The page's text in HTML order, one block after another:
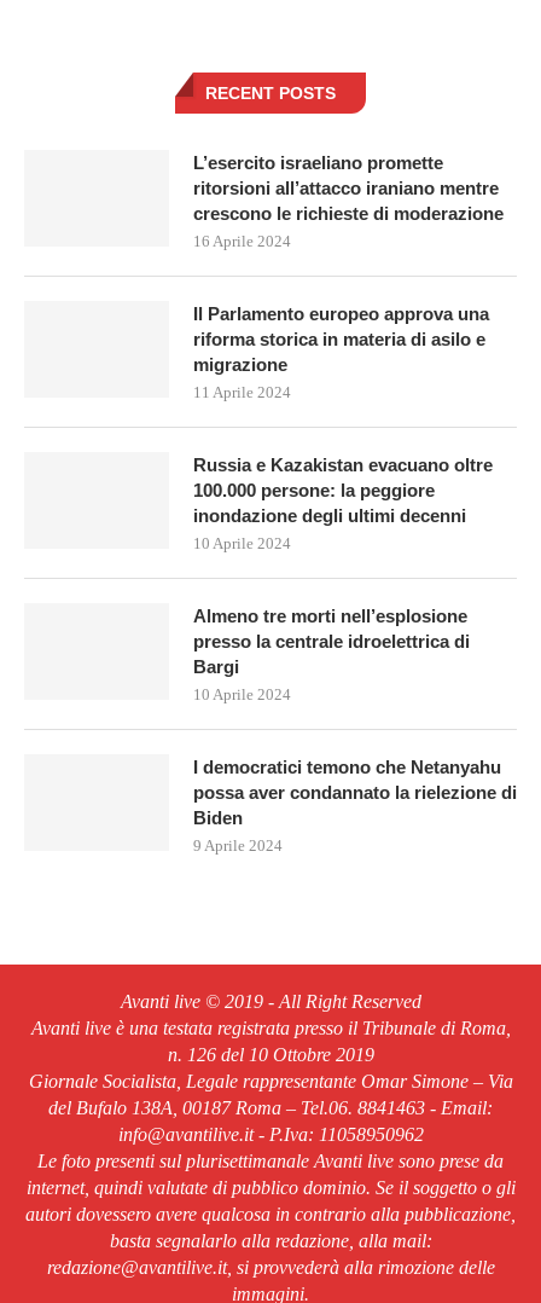
RECENT POSTS
L’esercito israeliano promette
ritorsioni all’attacco iraniano mentre
crescono le richieste di moderazione
16 Aprile 2024
Il Parlamento europeo approva una
riforma storica in materia di asilo e
migrazione
11 Aprile 2024
Russia e Kazakistan evacuano oltre
100.000 persone: la peggiore
inondazione degli ultimi decenni
10 Aprile 2024
Almeno tre morti nell’esplosione
presso la centrale idroelettrica di
Bargi
10 Aprile 2024
I democratici temono che Netanyahu
possa aver condannato la rielezione di
Biden
9 Aprile 2024
Avanti live © 2019 - All Right Reserved
Avanti live è una testata registrata presso il Tribunale di Roma,
n. 126 del 10 Ottobre 2019
Giornale Socialista, Legale rappresentante Omar Simone – Via
del Bufalo 138A, 00187 Roma – Tel.06. 8841463 - Email:
info@avantilive.it - P.Iva: 11058950962
Le foto presenti sul plurisettimanale Avanti live sono prese da
internet, quindi valutate di pubblico dominio. Se il soggetto o gli
autori dovessero avere qualcosa in contrario alla pubblicazione,
basta segnalarlo alla redazione, alla mail:
redazione@avantilive.it, si provvederà alla rimozione delle
immagini.